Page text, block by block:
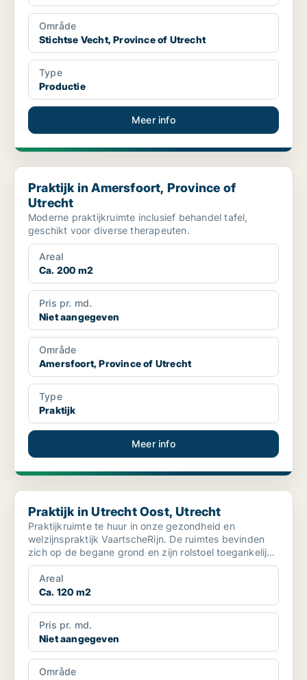
Område
Stichtse Vecht, Province of Utrecht
Type
Productie
Meer info
Praktijk in Amersfoort, Province of Utrecht
Praktijk in Amersfoort, Province of
Utrecht
Moderne praktijkruimte inclusief behandel tafel,
geschikt voor diverse therapeuten.
Areal
Ca. 200 m2
Pris pr. md.
Niet aangegeven
Område
Amersfoort, Province of Utrecht
Type
Praktijk
Meer info
Praktijk in Utrecht Oost, Utrecht
Praktijk in Utrecht Oost, Utrecht
Praktijkruimte te huur in onze gezondheid en
welzijnspraktijk VaartscheRijn. De ruimtes bevinden
zich op de begane grond en zijn rolstoel toegankelijk.
De pr...
Areal
Ca. 120 m2
Pris pr. md.
Niet aangegeven
Område